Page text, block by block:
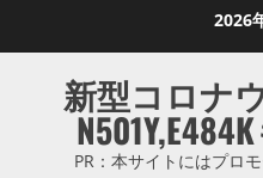
2026
新型コロナ
PR：本サイトにはプロ